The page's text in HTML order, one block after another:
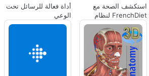
استكشف الصحة مع
FrenchDiet لنظام
Windows
أداة فعالة للرسائل تحت
الوعي